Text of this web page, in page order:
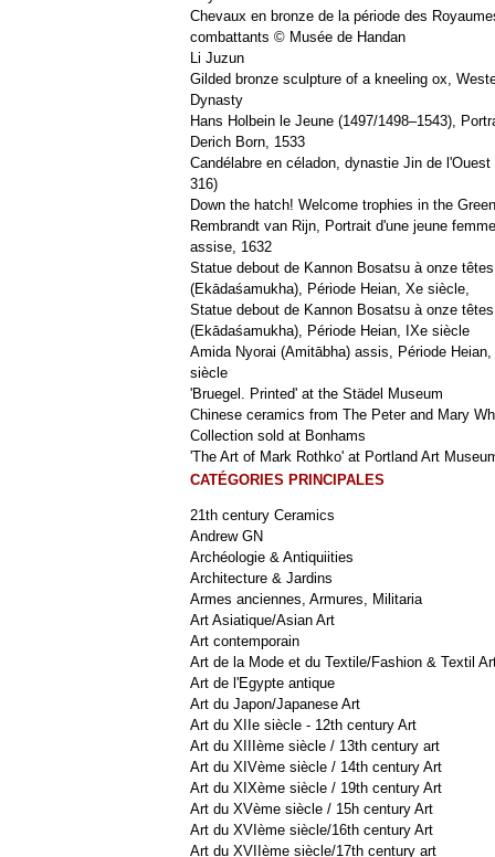
Chevaux en bronze de la période des
combattants © Musée de Handan
Li Juzun
Gilded bronze sculpture of a kneeling ox,
Dynasty
Hans Holbein le Jeune (1497/1498–1543),
Derich Born, 1533
Candélabre en céladon, dynastie Jin de l'Ouest
316)
Down the hatch! Welcome trophies in the
Rembrandt van Rijn, Portrait d'une jeune femme
assise, 1632
Statue debout de Kannon Bosatsu à onze têtes
(Ekādaśamukha), Période Heian, Xe siècle,
Statue debout de Kannon Bosatsu à onze têtes
(Ekādaśamukha), Période Heian, IXe siècle
Amida Nyorai (Amitābha) assis, Période
siècle
'Bruegel. Printed' at the Städel Museum
Chinese ceramics from The Peter and Mary
Collection sold at Bonhams
'The Art of Mark Rothko' at Portland Art
CATÉGORIES PRINCIPALES
21th century Ceramics
Andrew GN
Archéologie & Antiquiities
Architecture & Jardins
Armes anciennes, Armures, Militaria
Art Asiatique/Asian Art
Art contemporain
Art de la Mode et du Textile/Fashion & Textil
Art de l'Egypte antique
Art du Japon/Japanese Art
Art du XIIe siècle - 12th century Art
Art du XIIIème siècle / 13th century art
Art du XIVème siècle / 14th century Art
Art du XIXème siècle / 19th century Art
Art du XVème siècle / 15h century Art
Art du XVIème siècle/16th century Art
Art du XVIIème siècle/17th century art